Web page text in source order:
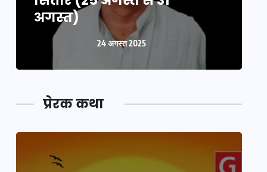
अगस्त)
24 अगस्त 2025
प्रेरक कथा